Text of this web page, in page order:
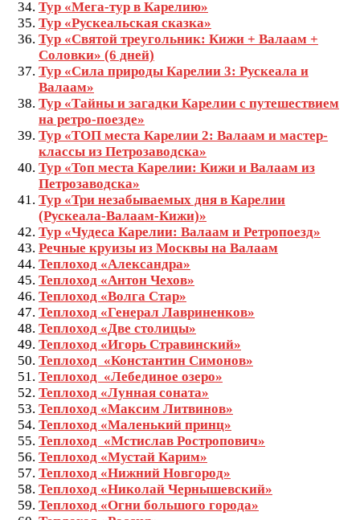
Тур «Мега-тур в Карелию»
Тур «Рускеальская сказка»
Тур «Святой треугольник: Кижи + Валаам +
Соловки» (6 дней)
Тур «Сила природы Карелии 3: Рускеала и
Валаам»
Тур «Тайны и загадки Карелии с путешествием
на ретро-поезде»
Тур «ТОП места Карелии 2: Валаам и мастер-
классы из Петрозаводска»
Тур «Топ места Карелии: Кижи и Валаам из
Петрозаводска»
Тур «Три незабываемых дня в Карелии
(Рускеала-Валаам-Кижи)»
Тур «Чудеса Карелии: Валаам и Ретропоезд»
Речные круизы из Москвы на Валаам
Теплоход «Александра»
Теплоход «Антон Чехов»
Теплоход «Волга Стар»
Теплоход «Генерал Лавриненков»
Теплоход «Две столицы»
Теплоход «Игорь Стравинский»
Теплоход «Константин Симонов»
Теплоход «Лебединое озеро»
Теплоход «Лунная соната»
Теплоход «Максим Литвинов»
Теплоход «Маленький принц»
Теплоход «Мстислав Ростропович»
Теплоход «Мустай Карим»
Теплоход «Нижний Новгород»
Теплоход «Николай Чернышевский»
Теплоход «Огни большого города»